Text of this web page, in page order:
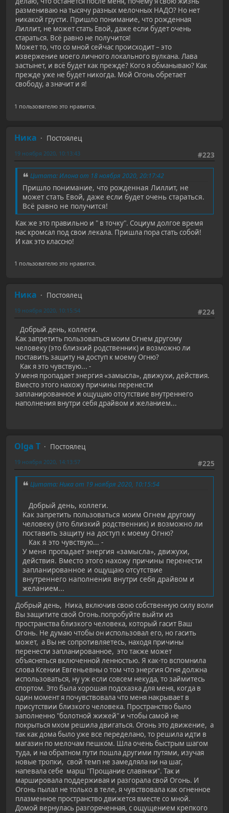
размениваю на тысячу разных мелочных НАДО? Но нет
никакой грусти. Пришло понимание, что рожденная
Лиллит, не может стать Евой, даже если будет очень
стараться. Всё равно не получится!
Может то, что со мной сейчас происходит – это
извержение моего личного локального вулкана. Лава
застынет, и всё будет как прежде? Кого я обманываю? Как
прежде уже не будет никогда. Мой Огонь обретает
свободу, а значит и я!
1 пользователю это нравится.
Ника
Постоялец
#223
19 ноября 2020, 10:13:43
Цитата: Илона от 18 ноября 2020, 20:17:42
Пришло понимание, что рожденная Лиллит, не
может стать Евой, даже если будет очень стараться.
Всё равно не получится!
Как же это правильно и " в точку". Социум долгое время
нас кромсал под свои лекала. Пришла пора стать собой!
И как это классно!
1 пользователю это нравится.
Ника
Постоялец
#224
19 ноября 2020, 10:15:54
Добрый день, коллеги.
Как запретить пользоваться моим Огнем другому
человеку (это близкий родственник) и возможно ли
поставить защиту на доступ к моему Огню?
Как я это чувствую... -
У меня пропадает энергия «замысла», движухи, действия.
Вместо этого нахожу причины перенести
запланированное и ощущаю отсутствие внутреннего
наполнения внутри себя драйвом и желанием...
Olga T
Постоялец
#225
19 ноября 2020, 14:13:57
Цитата: Ника от 19 ноября 2020, 10:15:54
Добрый день, коллеги.
Как запретить пользоваться моим Огнем другому
человеку (это близкий родственник) и возможно ли
поставить защиту на доступ к моему Огню?
Как я это чувствую... -
У меня пропадает энергия «замысла», движухи,
действия. Вместо этого нахожу причины перенести
запланированное и ощущаю отсутствие
внутреннего наполнения внутри себя драйвом и
желанием...
Добрый день, Ника, включив свою собственную силу воли
Вы защитите свой Огонь.попробуйте выйти из
пространства близкого человека, который гасит Ваш
Огонь. Не думаю чтобы он использовал его, но гасить
может, а Вы не сопротивляетесь, находя причины
перенести запланированное, это также может
объясняться включенной ленностью. Я как-то вспомнила
слова Ксении Евгеньевны о том что энергия Огня должна
использоваться, ну уж если совсем некуда, то займитесь
спортом. Это была хорошая подсказка для меня, когда в
один момент я почувствовала что меня накрывает в
присутствии близкого человека. Пространство было
заполненно "болотной жижей" и чтобы самой не
покрыться мхом решила двигаться. Огонь это движение, а
так как дома было уже все переделано, то решила идти в
магазин по мелочам пешком. Шла очень быстрым шагом
туда, и на обратном пути пошла другими путями, изучая
новые тропки, свой темп не замедляла ни на шаг,
напевала себе марш "Прощание славянки". Так и
маршировала поддерживая и разгорала свой Огонь. И
Огонь пылал не только в теле, я чувствовала как огненное
плазменное пространство движется вместе со мной.
Домой вернулась разгоряченная, с ощущением крепкого